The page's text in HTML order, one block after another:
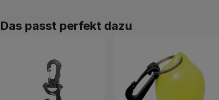
PRODUKTGALERIE ÜBERSPRINGEN
Das passt perfekt dazu